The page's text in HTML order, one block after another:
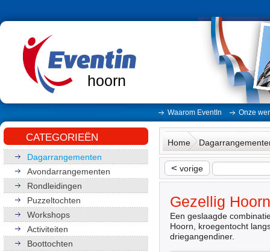
hoorn
Waarom EventIn Onze
CATEGORIEËN
Dagarrangementen
Avondarrangementen
Rondleidingen
Puzzeltochten
Workshops
Activiteiten
Boottochten
Home
< vorige
Gezellig Hoorn
Een geslaagde
Hoorn, kroegentocht
driegangendiner.